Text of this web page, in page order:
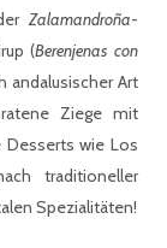
Zalamandroña-
(Berenjenas con
andalusischer Art
Ziege mit
Desserts wie Los
traditioneller
Spezialitäten!